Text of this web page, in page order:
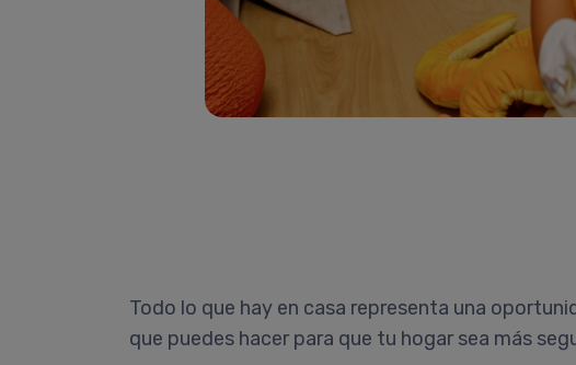
Todo lo que hay en casa representa una
que puedes hacer para que tu hogar sea más